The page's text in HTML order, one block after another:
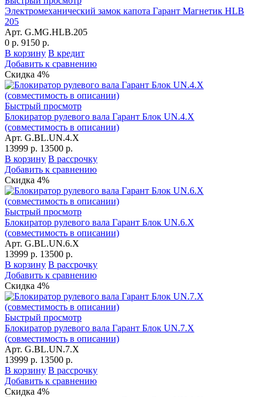
Электромеханический замок капота Гарант Магнетик HLB
205
Арт. G.MG.HLB.205
0 р. 9150 р.
В корзину В кредит
Добавить к сравнению
Скидка 4%
Быстрый просмотр
Блокиратор рулевого вала Гарант Блок UN.4.X
(совместимость в описании)
Арт. G.BL.UN.4.X
13999 р. 13500 р.
В корзину В рассрочку
Добавить к сравнению
Скидка 4%
Быстрый просмотр
Блокиратор рулевого вала Гарант Блок UN.6.X
(совместимость в описании)
Арт. G.BL.UN.6.X
13999 р. 13500 р.
В корзину В рассрочку
Добавить к сравнению
Скидка 4%
Быстрый просмотр
Блокиратор рулевого вала Гарант Блок UN.7.X
(совместимость в описании)
Арт. G.BL.UN.7.X
13999 р. 13500 р.
В корзину В рассрочку
Добавить к сравнению
Скидка 4%